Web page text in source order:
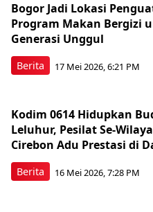
Berita
Bogor Jadi Lokasi
Program Makan Bergizi
Generasi Unggul
17 Mei 2026, 6:21 PM
Berita
Kodim 0614 Hidupkan
Leluhur, Pesilat Se-
Cirebon Adu Prestasi di
16 Mei 2026, 7:28 PM